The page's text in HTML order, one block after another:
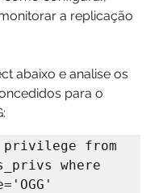
a replicação
abaixo e analise os
para o
from
where